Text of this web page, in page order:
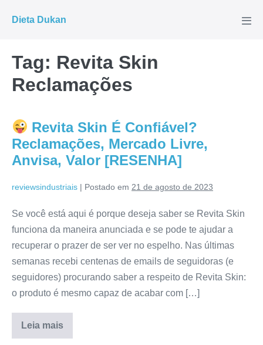
para
conteúdo
Dieta Dukan
Tag: Revita Skin
Reclamações
Revita Skin É Confiável?
Reclamações, Mercado Livre,
Anvisa, Valor [RESENHA]
reviewsindustriais | Postado em 21 de agosto de 2023
Se você está aqui é porque deseja saber se Revita Skin
funciona da maneira anunciada e se pode te ajudar a
recuperar o prazer de ser ver no espelho. Nas últimas
semanas recebi centenas de emails de seguidoras (e
seguidores) procurando saber a respeito de Revita Skin:
o produto é mesmo capaz de acabar com […]
Leia mais
Revita